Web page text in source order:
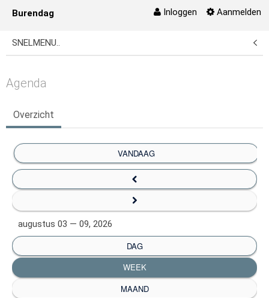
Naar content
Inloggen Aanmelden
Burendag
SNELMENU..
Agenda
Overzicht
VANDAAG
augustus 03 — 09, 2026
DAG
WEEK
MAAND